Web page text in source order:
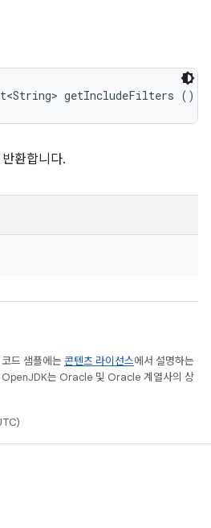
getIncludeFilters ()
환합니다.
드 샘플에는 콘텐츠 라이선스에서 설명하는
OpenJDK는 Oracle 및 Oracle 계열사의 상